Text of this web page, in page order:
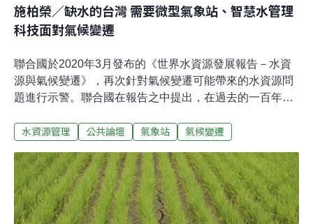
施柏榮／缺水的台灣 需要微型氣象站、智慧水管理
科技面對氣候變遷
聯合國於2020年3月發布的《世界水資源發展報告－水資
源與氣候變遷》，再次針對氣候變遷可能帶來的水資源問
題進行示警。聯合國在報告之中提出，在過去的一百年
倍，而且還以每年1%的成長速度增加，而且「氣候變遷」
維生系統的安全性變得脆弱。降雨量為全球平均的2.5倍
卻面臨缺水壓力的台灣依據經濟部水利署的說法，台灣在
2020年之時，可能出現自1964年以來，首度在汛期沒有颱
風的現象，部分水庫集水區的降雨量，更會創下歷史上的
水資源管理 公共論壇 氣象站 氣候變遷